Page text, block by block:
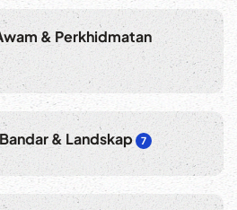
& Perkhidmatan
& Landskap 7